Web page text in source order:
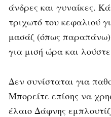
άνδρες και γυναίκες.
τριχωτό του κεφαλιού
μασάζ (όπως
για μισή ώρα και
Δεν συνίσταται για
Μπορείτε επίσης να
έλαιο Δάφνης